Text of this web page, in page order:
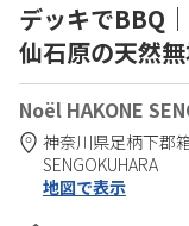
デッキでBBQ
仙石原の天然
Noël HAKONE
神奈川県足柄下郡
SENGOKUHARA
地図で表示